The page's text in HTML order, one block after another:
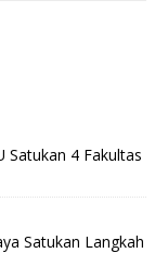
Satukan 4 Fakultas
Satukan Langkah